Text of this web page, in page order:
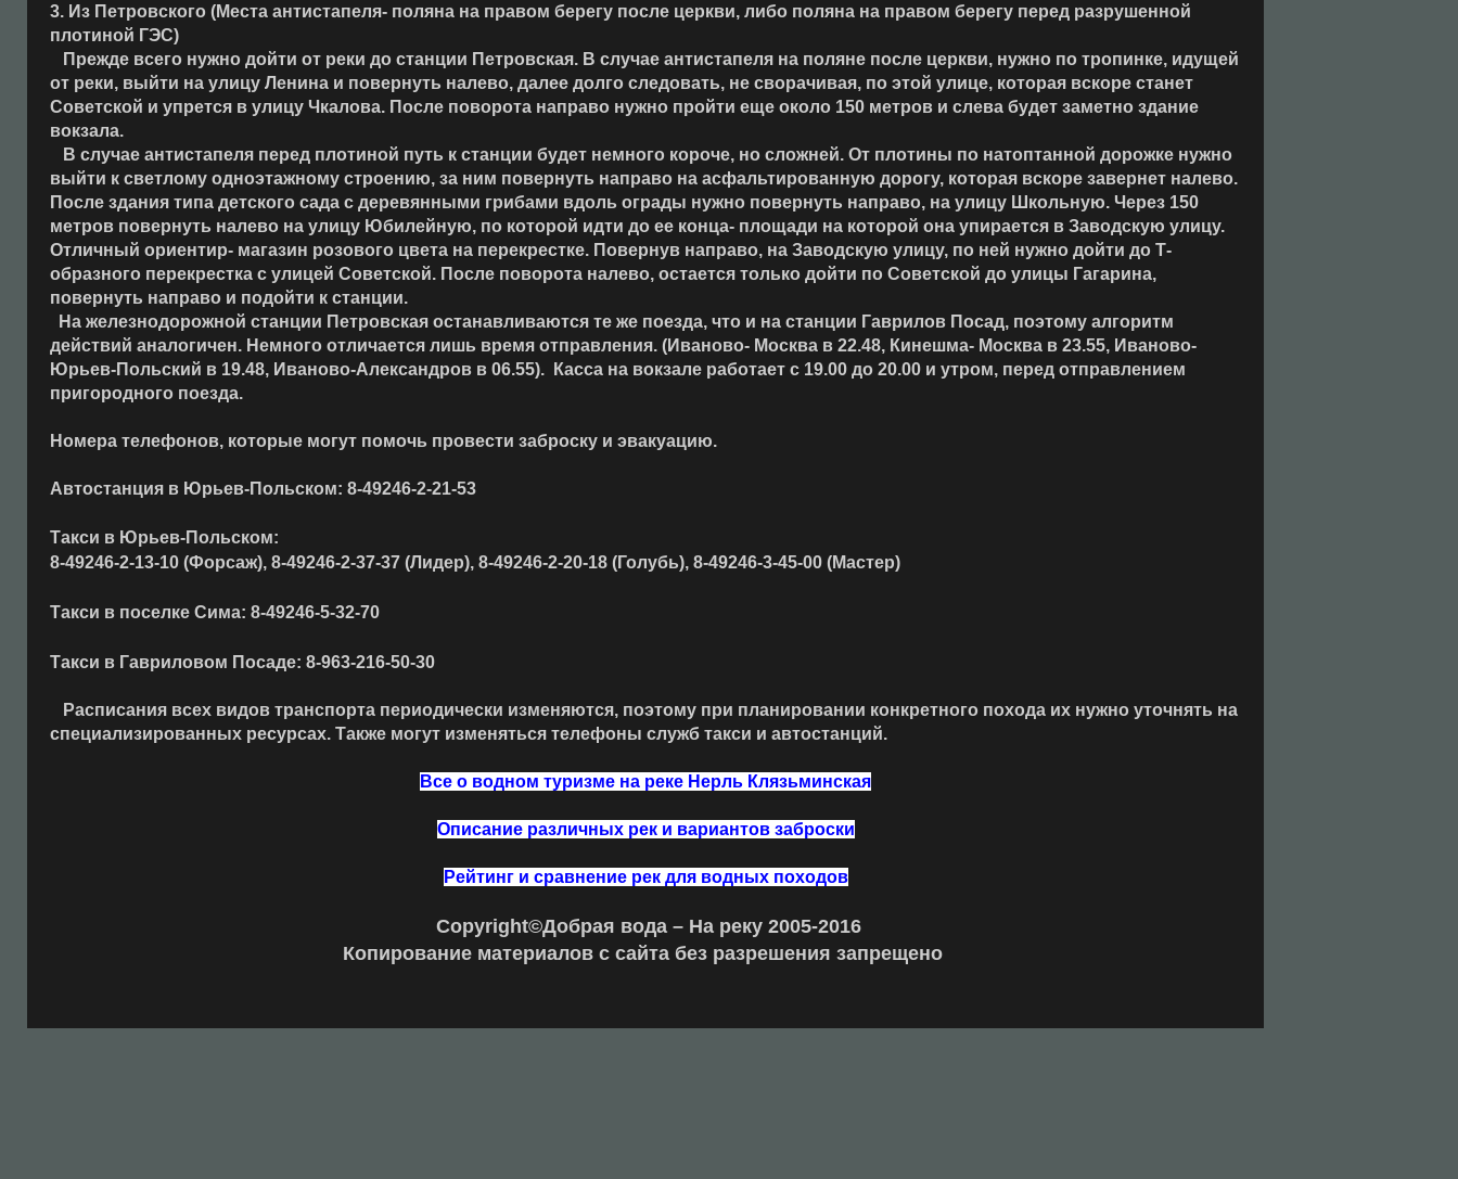
3. Из Петровского (Места антистапеля- поляна на правом берегу после церкви, либо поляна на правом берегу перед разрушенной
плотиной ГЭС)
Прежде всего нужно дойти от реки до станции Петровская. В случае антистапеля на поляне после церкви, нужно по тропинке, идущей
от реки, выйти на улицу Ленина и повернуть налево, далее долго следовать, не сворачивая, по этой улице, которая вскоре станет
Советской и упрется в улицу Чкалова. После поворота направо нужно пройти еще около 150 метров и слева будет заметно здание
вокзала.
В случае антистапеля перед плотиной путь к станции будет немного короче, но сложней. От плотины по натоптанной дорожке нужно
выйти к светлому одноэтажному строению, за ним повернуть направо на асфальтированную дорогу, которая вскоре завернет налево.
После здания типа детского сада с деревянными грибами вдоль ограды нужно повернуть направо, на улицу Школьную. Через 150
метров повернуть налево на улицу Юбилейную, по которой идти до ее конца- площади на которой она упирается в Заводскую улицу.
Отличный ориентир- магазин розового цвета на перекрестке. Повернув направо, на Заводскую улицу, по ней нужно дойти до Т-
образного перекрестка с улицей Советской. После поворота налево, остается только дойти по Советской до улицы Гагарина,
повернуть направо и подойти к станции.
На железнодорожной станции Петровская останавливаются те же поезда, что и на станции Гаврилов Посад, поэтому алгоритм
действий аналогичен. Немного отличается лишь время отправления. (Иваново- Москва в 22.48, Кинешма- Москва в 23.55, Иваново-
Юрьев-Польский в 19.48, Иваново-Александров в 06.55). Касса на вокзале работает с 19.00 до 20.00 и утром, перед отправлением
пригородного поезда.
Номера телефонов, которые могут помочь провести заброску и эвакуацию.
Автостанция в Юрьев-Польском: 8-49246-2-21-53
Такси в Юрьев-Польском:
8-49246-2-13-10 (Форсаж), 8-49246-2-37-37 (Лидер), 8-49246-2-20-18 (Голубь), 8-49246-3-45-00 (Мастер)
Такси в поселке Сима: 8-49246-5-32-70
Такси в Гавриловом Посаде: 8-963-216-50-30
Расписания всех видов транспорта периодически изменяются, поэтому при планировании конкретного похода их нужно уточнять на
специализированных ресурсах. Также могут изменяться телефоны служб такси и автостанций.
Все о водном туризме на реке Нерль Клязьминская
Описание различных рек и вариантов заброски
Рейтинг и сравнение рек для водных походов
Copyright©Добрая вода – На реку 2005-2016
Копирование материалов с сайта без разрешения запрещено